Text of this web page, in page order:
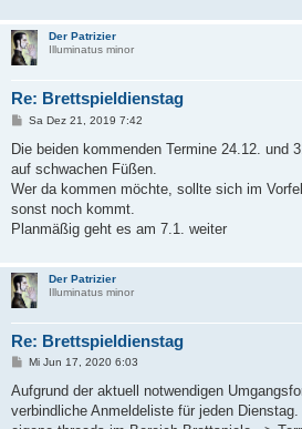
Der Patrizier
Illuminatus minor
Re: Brettspieldienstag
B
i
r
a
Sa Dez 21, 2019 7:42
Die beiden kommenden Termine 24.12. und
auf schwachen Füßen.
Wer da kommen möchte, sollte sich im
sonst noch kommt.
Planmäßig geht es am 7.1. weiter
Der Patrizier
Illuminatus minor
Re: Brettspieldienstag
B
r
Mi Jun 17, 2020 6:03
Aufgrund der aktuell notwendigen
verbindliche Anmeldeliste für jeden